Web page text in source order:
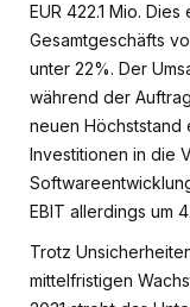
EUR 422.1 Mio.
Gesamtgeschäfts
unter 22%. Der
während der
neuen
Investitionen in die
EBIT allerdings um
Trotz
mittelfristigen